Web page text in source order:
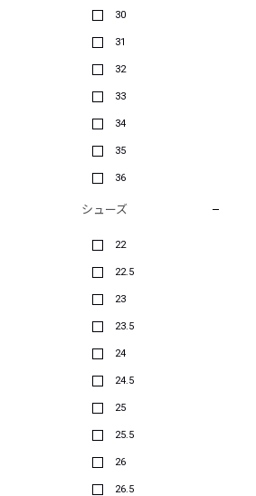
30
31
32
33
34
35
36
シューズ
22
22.5
23
23.5
24
24.5
25
25.5
26
26.5
別注限定 ピグメントダイ バックプリント サーフ